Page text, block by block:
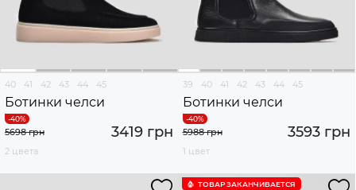
40 41 42 43 44 45
Ботинки челси
3419 грн
5698 грн
2 цвета
39 40 41 42 43 44 45
Ботинки челси
3593 грн
5988 грн
1 цвет
ТОВАР ЗАКАНЧИВАЕТСЯ